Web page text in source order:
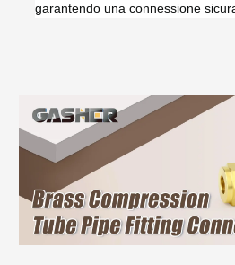
garantendo una connessione